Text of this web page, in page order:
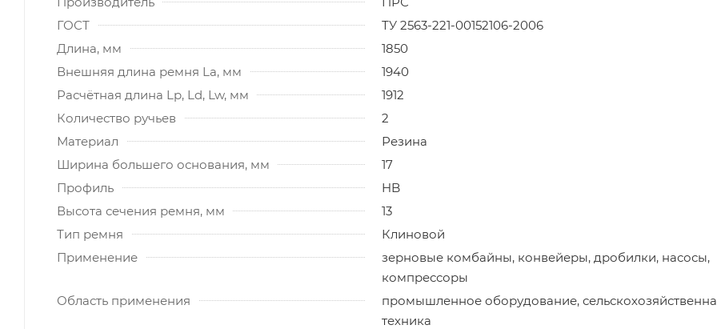
ГОСТ
ТУ 2563-221-00152106-2006
Длина, мм
1850
Внешняя длина ремня La, мм
1940
Расчётная длина Lp, Ld, Lw, мм
1912
Количество ручьев
2
Материал
Резина
Ширина большего основания, мм
17
Профиль
HB
Высота сечения ремня, мм
13
Тип ремня
Клиновой
Применение
зерновые комбайны, конвейеры, дробилки, насосы,
компрессоры
Область применения
промышленное оборудование,
техника